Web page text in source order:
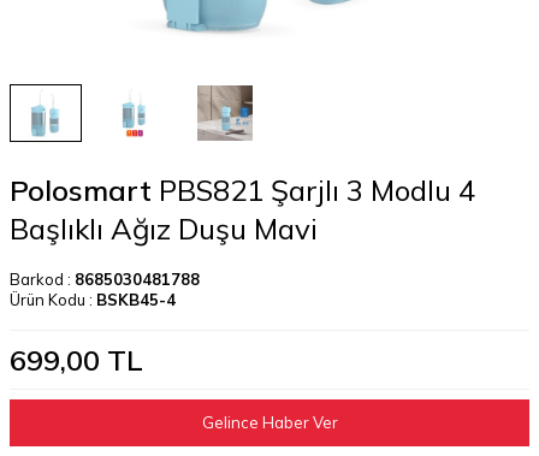
Polosmart PBS821 Şarjlı 3 Modlu 4
Başlıklı Ağız Duşu Mavi
Barkod : 8685030481788
Ürün Kodu : BSKB45-4
699,00 TL
Gelince Haber Ver